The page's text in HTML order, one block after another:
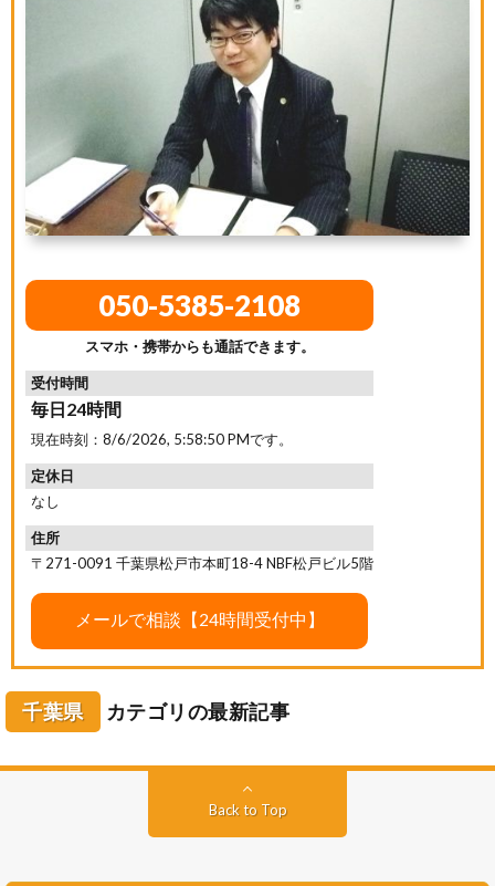
050-5385-2108
スマホ・携帯からも通話できます。
受付時間
毎日24時間
現在時刻： 8/6/2026, 5:58:51 PMです。
定休日
なし
住所
〒271-0091 千葉県松戸市本町18-4 NBF松戸ビル5階
千葉県 カテゴリの最新記事
Back to Top